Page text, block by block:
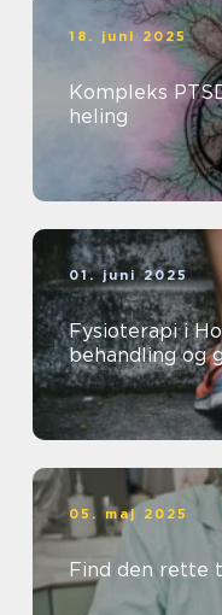
18. juni 2025
Kompleks
heling
01. juni 2025
Fysioterapi i
behandling og
05. maj 2025
Find den rette